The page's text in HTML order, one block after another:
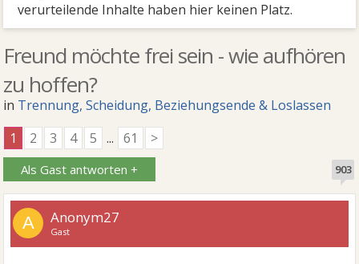
verurteilende Inhalte haben hier keinen Platz.
Freund möchte frei sein - wie aufhören
zu hoffen?
in Trennung, Scheidung, Beziehungsende & Loslassen
1
2 3 4 5 ... 61 >
Als Gast antworten + 903
A Anonym27
Gast